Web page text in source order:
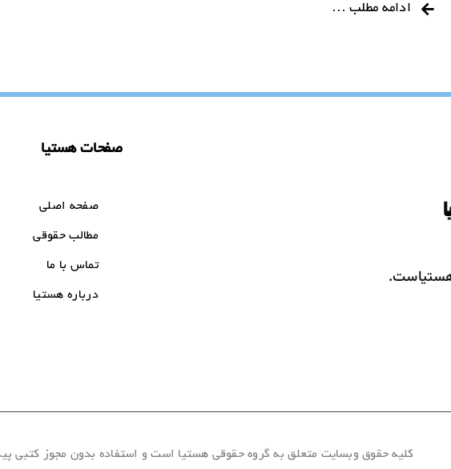
ادامه مطلب …
صفحات هستیا
صفحه اصلی
مطالب حقوقی
تماس با ما
درباره هستیا
کلیه حقوق وبسایت متعلق به گروه حقوقی هستیا است و استفاده بدون مجوز کتبی پیگرد قانونی